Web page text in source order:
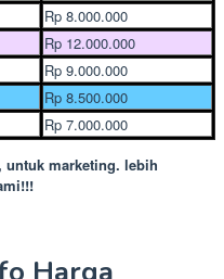
Rp 8.000.000
Rp 12.000.000
Rp 9.000.000
Rp 8.500.000
Rp 7.000.000
untuk marketing. lebih